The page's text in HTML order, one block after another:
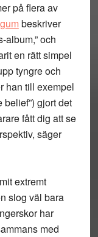
på flera av
beskriver
album,” och
en rätt simpel
tyngre och
han till exempel
belief”) gjort det
fått dig att se
säger
extremt
slog väl bara
har
med